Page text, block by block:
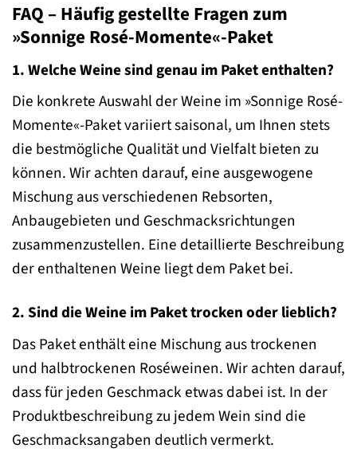
FAQ – Häufig gestellte Fragen zum
»Sonnige Rosé-Momente«-Paket
1. Welche Weine sind genau im Paket enthalten?
Die konkrete Auswahl der Weine im »Sonnige Rosé-
Momente«-Paket variiert saisonal, um Ihnen stets
die bestmögliche Qualität und Vielfalt bieten zu
können. Wir achten darauf, eine ausgewogene
Mischung aus verschiedenen Rebsorten,
Anbaugebieten und Geschmacksrichtungen
zusammenzustellen. Eine detaillierte Beschreibung
der enthaltenen Weine liegt dem Paket bei.
2. Sind die Weine im Paket trocken oder lieblich?
Das Paket enthält eine Mischung aus trockenen
und halbtrockenen Roséweinen. Wir achten darauf,
dass für jeden Geschmack etwas dabei ist. In der
Produktbeschreibung zu jedem Wein sind die
Geschmacksangaben deutlich vermerkt.